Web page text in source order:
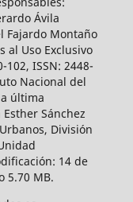
Ávila
Fajardo Montaño
al Uso Exclusivo
102, ISSN: 2448-
Nacional del
última
Sánchez
División
14 de
5.70 MB.